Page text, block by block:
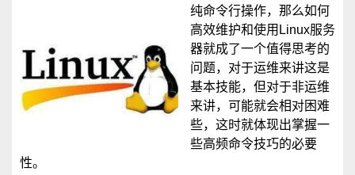
纯命令行操作，那么如何
高效维护和使用Linux服务
器就成了一个值得思考的
问题，对于运维来讲这是
基本技能，但对于非运维
来讲，可能就会相对困难
些，这时就体现出掌握一
些高频命令技巧的必要
性。